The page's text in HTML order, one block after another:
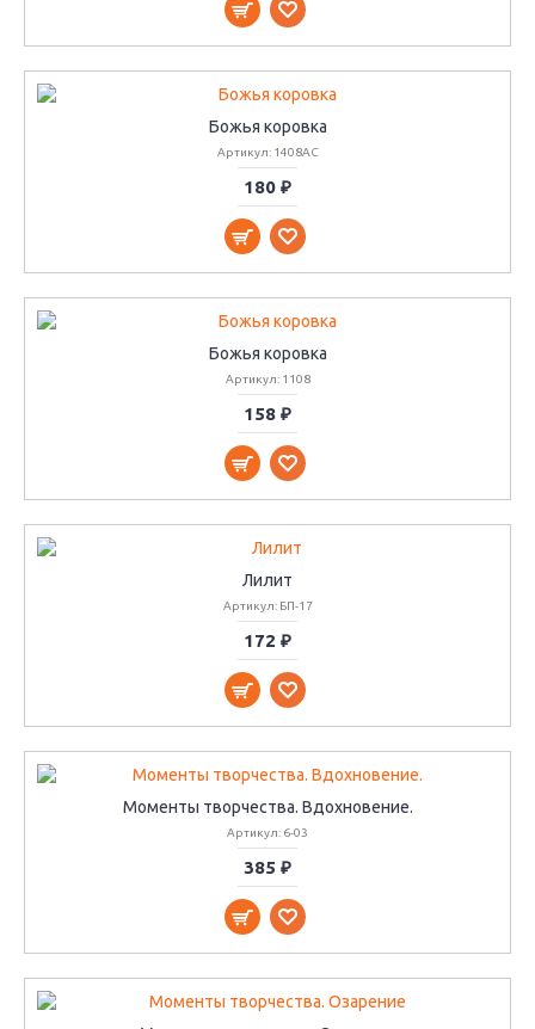
Божья коровка
Артикул: 1408АС
180 ₽
Божья коровка
Артикул: 1108
158 ₽
Лилит
Артикул: БП-17
172 ₽
Моменты творчества. Вдохновение.
Артикул: 6-03
385 ₽